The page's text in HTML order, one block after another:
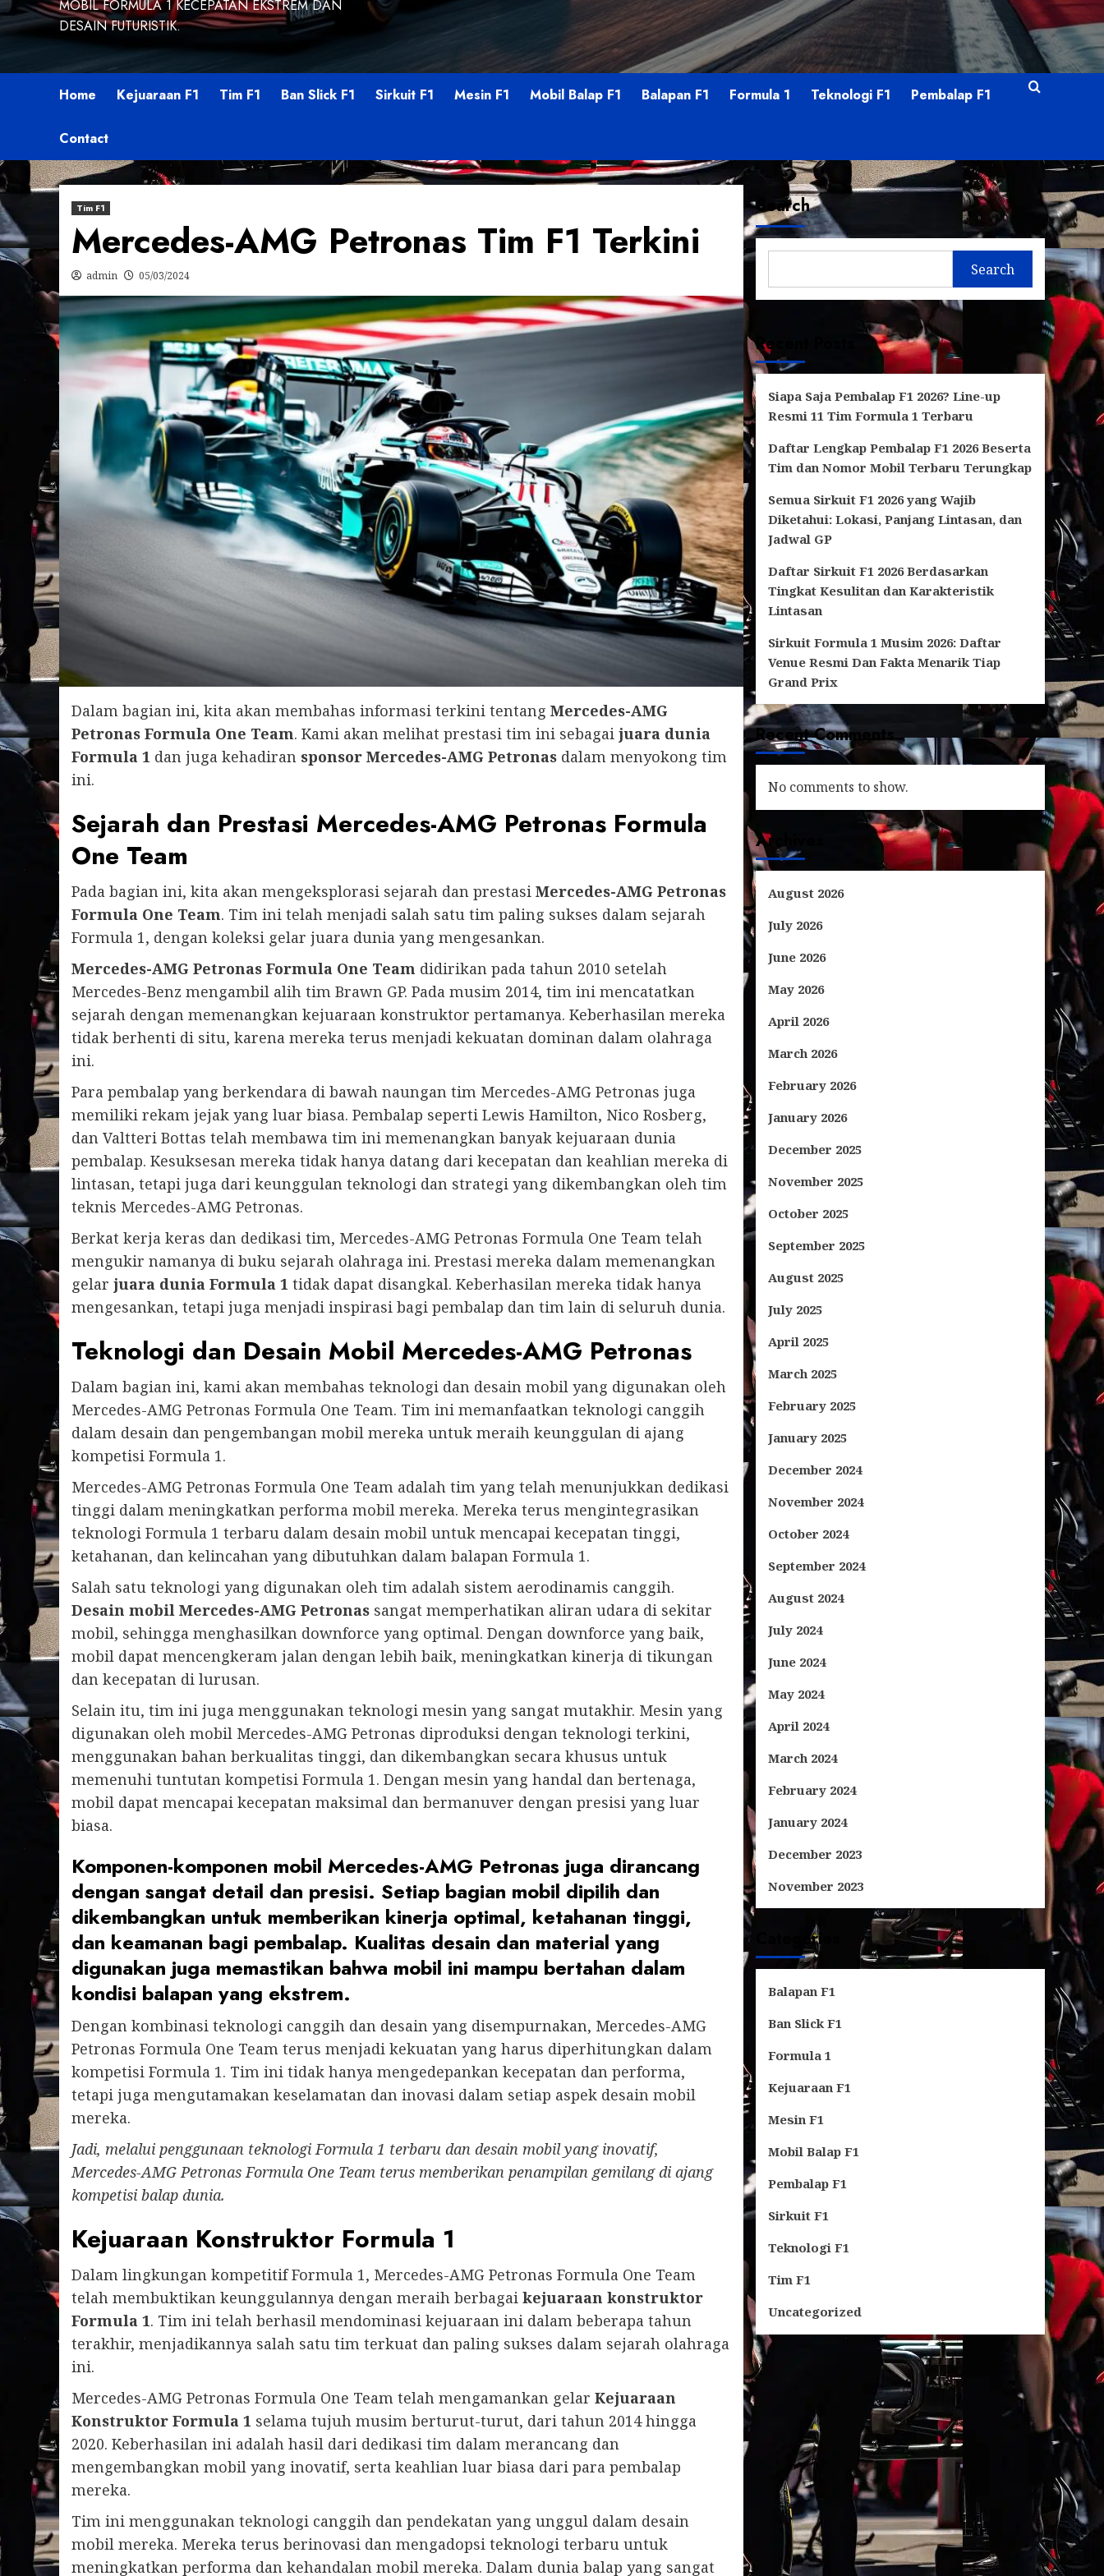
MOBIL FORMULA 1 KECEPATAN EKSTREM DAN
DESAIN FUTURISTIK.
Home Kejuaraan F1 Tim F1 Ban Slick F1 Sirkuit F1 Mesin F1 Mobil Balap F1 Balapan F1 Formula 1 Teknologi F1 Pembalap F1
Contact
Tim F1
Mercedes-AMG Petronas Tim F1 Terkini
admin 05/03/2024
Dalam bagian ini, kita akan membahas informasi terkini tentang Mercedes-AMG
Petronas Formula One Team. Kami akan melihat prestasi tim ini sebagai juara dunia
Formula 1 dan juga kehadiran sponsor Mercedes-AMG Petronas dalam menyokong tim
ini.
Sejarah dan Prestasi Mercedes-AMG Petronas Formula
One Team
Pada bagian ini, kita akan mengeksplorasi sejarah dan prestasi Mercedes-AMG Petronas
Formula One Team. Tim ini telah menjadi salah satu tim paling sukses dalam sejarah
Formula 1, dengan koleksi gelar juara dunia yang mengesankan.
Mercedes-AMG Petronas Formula One Team didirikan pada tahun 2010 setelah
Mercedes-Benz mengambil alih tim Brawn GP. Pada musim 2014, tim ini mencatatkan
sejarah dengan memenangkan kejuaraan konstruktor pertamanya. Keberhasilan mereka
tidak berhenti di situ, karena mereka terus menjadi kekuatan dominan dalam olahraga
ini.
Para pembalap yang berkendara di bawah naungan tim Mercedes-AMG Petronas juga
memiliki rekam jejak yang luar biasa. Pembalap seperti Lewis Hamilton, Nico Rosberg,
dan Valtteri Bottas telah membawa tim ini memenangkan banyak kejuaraan dunia
pembalap. Kesuksesan mereka tidak hanya datang dari kecepatan dan keahlian mereka di
lintasan, tetapi juga dari keunggulan teknologi dan strategi yang dikembangkan oleh tim
teknis Mercedes-AMG Petronas.
Berkat kerja keras dan dedikasi tim, Mercedes-AMG Petronas Formula One Team telah
mengukir namanya di buku sejarah olahraga ini. Prestasi mereka dalam memenangkan
gelar juara dunia Formula 1 tidak dapat disangkal. Keberhasilan mereka tidak hanya
mengesankan, tetapi juga menjadi inspirasi bagi pembalap dan tim lain di seluruh dunia.
Teknologi dan Desain Mobil Mercedes-AMG Petronas
Dalam bagian ini, kami akan membahas teknologi dan desain mobil yang digunakan oleh
Mercedes-AMG Petronas Formula One Team. Tim ini memanfaatkan teknologi canggih
dalam desain dan pengembangan mobil mereka untuk meraih keunggulan di ajang
kompetisi Formula 1.
Mercedes-AMG Petronas Formula One Team adalah tim yang telah menunjukkan dedikasi
tinggi dalam meningkatkan performa mobil mereka. Mereka terus mengintegrasikan
teknologi Formula 1 terbaru dalam desain mobil untuk mencapai kecepatan tinggi,
ketahanan, dan kelincahan yang dibutuhkan dalam balapan Formula 1.
Salah satu teknologi yang digunakan oleh tim adalah sistem aerodinamis canggih.
Desain mobil Mercedes-AMG Petronas sangat memperhatikan aliran udara di sekitar
mobil, sehingga menghasilkan downforce yang optimal. Dengan downforce yang baik,
mobil dapat mencengkeram jalan dengan lebih baik, meningkatkan kinerja di tikungan
dan kecepatan di lurusan.
Selain itu, tim ini juga menggunakan teknologi mesin yang sangat mutakhir. Mesin yang
digunakan oleh mobil Mercedes-AMG Petronas diproduksi dengan teknologi terkini,
menggunakan bahan berkualitas tinggi, dan dikembangkan secara khusus untuk
memenuhi tuntutan kompetisi Formula 1. Dengan mesin yang handal dan bertenaga,
mobil dapat mencapai kecepatan maksimal dan bermanuver dengan presisi yang luar
biasa.
Komponen-komponen mobil Mercedes-AMG Petronas juga dirancang
dengan sangat detail dan presisi. Setiap bagian mobil dipilih dan
dikembangkan untuk memberikan kinerja optimal, ketahanan tinggi,
dan keamanan bagi pembalap. Kualitas desain dan material yang
digunakan juga memastikan bahwa mobil ini mampu bertahan dalam
kondisi balapan yang ekstrem.
Dengan kombinasi teknologi canggih dan desain yang disempurnakan, Mercedes-AMG
Petronas Formula One Team terus menjadi kekuatan yang harus diperhitungkan dalam
kompetisi Formula 1. Tim ini tidak hanya mengedepankan kecepatan dan performa,
tetapi juga mengutamakan keselamatan dan inovasi dalam setiap aspek desain mobil
mereka.
Jadi, melalui penggunaan teknologi Formula 1 terbaru dan desain mobil yang inovatif,
Mercedes-AMG Petronas Formula One Team terus memberikan penampilan gemilang di ajang
kompetisi balap dunia.
Kejuaraan Konstruktor Formula 1
Dalam lingkungan kompetitif Formula 1, Mercedes-AMG Petronas Formula One Team
telah membuktikan keunggulannya dengan meraih berbagai kejuaraan konstruktor
Formula 1. Tim ini telah berhasil mendominasi kejuaraan ini dalam beberapa tahun
terakhir, menjadikannya salah satu tim terkuat dan paling sukses dalam sejarah olahraga
ini.
Mercedes-AMG Petronas Formula One Team telah mengamankan gelar Kejuaraan
Konstruktor Formula 1 selama tujuh musim berturut-turut, dari tahun 2014 hingga
2020. Keberhasilan ini adalah hasil dari dedikasi tim dalam merancang dan
mengembangkan mobil yang inovatif, serta keahlian luar biasa dari para pembalap
mereka.
Tim ini menggunakan teknologi canggih dan pendekatan yang unggul dalam desain
mobil mereka. Mereka terus berinovasi dan mengadopsi teknologi terbaru untuk
meningkatkan performa dan kehandalan mobil mereka. Dalam dunia balap yang sangat
Search
Search
Recent Posts
Siapa Saja Pembalap F1 2026? Line-up
Resmi 11 Tim Formula 1 Terbaru
Daftar Lengkap Pembalap F1 2026 Beserta
Tim dan Nomor Mobil Terbaru Terungkap
Semua Sirkuit F1 2026 yang Wajib
Diketahui: Lokasi, Panjang Lintasan, dan
Jadwal GP
Daftar Sirkuit F1 2026 Berdasarkan
Tingkat Kesulitan dan Karakteristik
Lintasan
Sirkuit Formula 1 Musim 2026: Daftar
Venue Resmi Dan Fakta Menarik Tiap
Grand Prix
Recent Comments
No comments to show.
Archives
August 2026
July 2026
June 2026
May 2026
April 2026
March 2026
February 2026
January 2026
December 2025
November 2025
October 2025
September 2025
August 2025
July 2025
April 2025
March 2025
February 2025
January 2025
December 2024
November 2024
October 2024
September 2024
August 2024
July 2024
June 2024
May 2024
April 2024
March 2024
February 2024
January 2024
December 2023
November 2023
Categories
Balapan F1
Ban Slick F1
Formula 1
Kejuaraan F1
Mesin F1
Mobil Balap F1
Pembalap F1
Sirkuit F1
Teknologi F1
Tim F1
Uncategorized